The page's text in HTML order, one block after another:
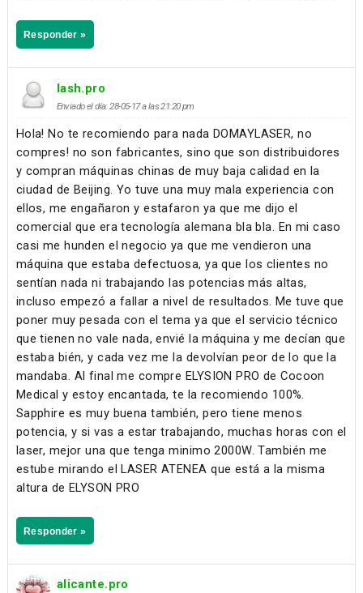
Responder »
lash.pro
Enviado el día: 28-05-17 a las 21:20 pm
Hola! No te recomiendo para nada DOMAYLASER, no
compres! no son fabricantes, sino que son distribuidores
y compran máquinas chinas de muy baja calidad en la
ciudad de Beijing. Yo tuve una muy mala experiencia con
ellos, me engañaron y estafaron ya que me dijo el
comercial que era tecnología alemana bla bla. En mi caso
casi me hunden el negocio ya que me vendieron una
máquina que estaba defectuosa, ya que los clientes no
sentían nada ni trabajando las potencias más altas,
incluso empezó a fallar a nivel de resultados. Me tuve que
poner muy pesada con el tema ya que el servicio técnico
que tienen no vale nada, envié la máquina y me decían que
estaba bién, y cada vez me la devolvían peor de lo que la
mandaba. Al final me compre ELYSION PRO de Cocoon
Medical y estoy encantada, te la recomiendo 100%.
Sapphire es muy buena también, pero tiene menos
potencia, y si vas a estar trabajando, muchas horas con el
laser, mejor una que tenga minimo 2000W. También me
estube mirando el LASER ATENEA que está a la misma
altura de ELYSON PRO
Responder »
alicante.pro